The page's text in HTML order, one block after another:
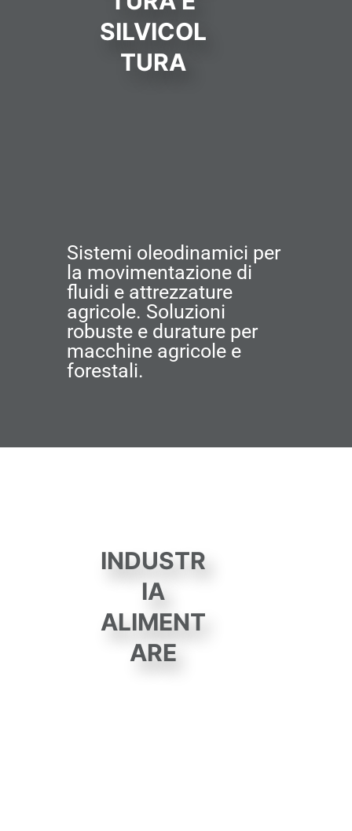
SILVICOL
TURA
Sistemi oleodinamici per
la movimentazione di
fluidi e attrezzature
agricole. Soluzioni
robuste e durature per
macchine agricole e
forestali.
INDUSTR
IA
ALIMENT
ARE